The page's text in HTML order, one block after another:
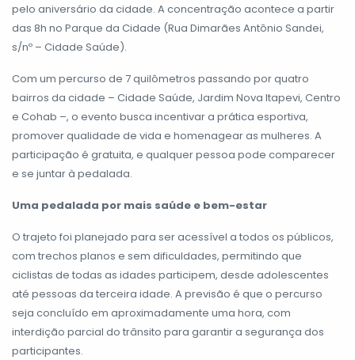
pelo aniversário da cidade. A concentração acontece a partir
das 8h no Parque da Cidade (Rua Dimarães Antônio Sandei,
s/nº – Cidade Saúde).
Com um percurso de 7 quilômetros passando por quatro
bairros da cidade – Cidade Saúde, Jardim Nova Itapevi, Centro
e Cohab –, o evento busca incentivar a prática esportiva,
promover qualidade de vida e homenagear as mulheres. A
participação é gratuita, e qualquer pessoa pode comparecer
e se juntar à pedalada.
Uma pedalada por mais saúde e bem-estar
O trajeto foi planejado para ser acessível a todos os públicos,
com trechos planos e sem dificuldades, permitindo que
ciclistas de todas as idades participem, desde adolescentes
até pessoas da terceira idade. A previsão é que o percurso
seja concluído em aproximadamente uma hora, com
interdição parcial do trânsito para garantir a segurança dos
participantes.